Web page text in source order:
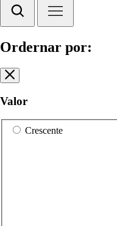
Ordernar por:
Valor
Crescente